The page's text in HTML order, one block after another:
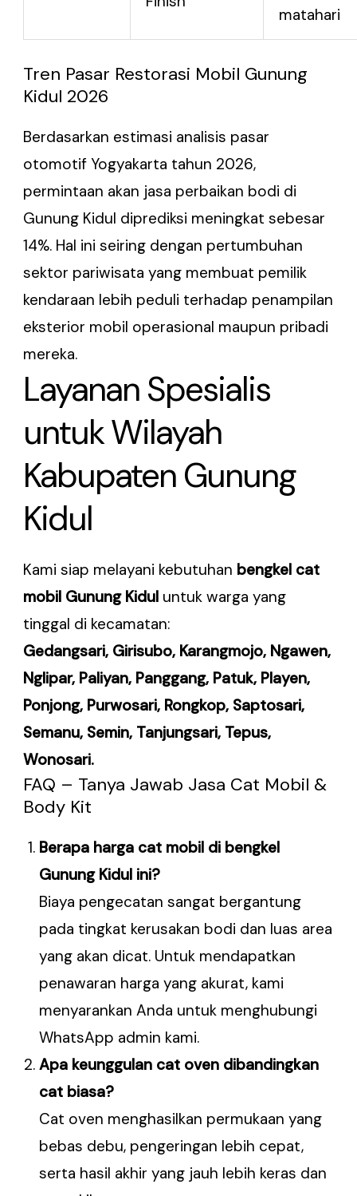
matahari
Tren Pasar Restorasi Mobil Gunung
Kidul 2026
Berdasarkan estimasi analisis pasar
otomotif Yogyakarta tahun 2026,
permintaan akan jasa perbaikan bodi di
Gunung Kidul diprediksi meningkat sebesar
14%. Hal ini seiring dengan pertumbuhan
sektor pariwisata yang membuat pemilik
kendaraan lebih peduli terhadap penampilan
eksterior mobil operasional maupun pribadi
mereka.
Layanan Spesialis
untuk Wilayah
Kabupaten Gunung
Kidul
Kami siap melayani kebutuhan bengkel cat
mobil Gunung Kidul untuk warga yang
tinggal di kecamatan:
Gedangsari, Girisubo, Karangmojo, Ngawen,
Nglipar, Paliyan, Panggang, Patuk, Playen,
Ponjong, Purwosari, Rongkop, Saptosari,
Semanu, Semin, Tanjungsari, Tepus,
Wonosari.
FAQ – Tanya Jawab Jasa Cat Mobil &
Body Kit
Berapa harga cat mobil di bengkel
Gunung Kidul ini?
Biaya pengecatan sangat bergantung
pada tingkat kerusakan bodi dan luas area
yang akan dicat. Untuk mendapatkan
penawaran harga yang akurat, kami
menyarankan Anda untuk menghubungi
WhatsApp admin kami.
Apa keunggulan cat oven dibandingkan
cat biasa?
Cat oven menghasilkan permukaan yang
bebas debu, pengeringan lebih cepat,
serta hasil akhir yang jauh lebih keras dan